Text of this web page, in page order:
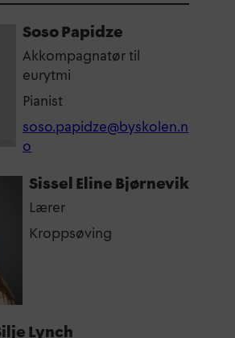
Soso Papidze
Akkompagnatør til
eurytmi
Pianist
soso.papidze@byskolen.n
o
Sissel Eline Bjørnevik
Lærer
Kroppsøving
Lynch